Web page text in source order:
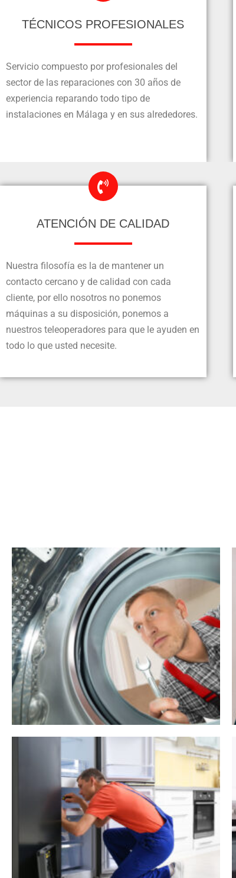
TÉCNICOS PROFESIONALES
Servicio compuesto por profesionales del
sector de las reparaciones con 30 años de
experiencia reparando todo tipo de
instalaciones en Málaga y en sus alrededores.
ATENCIÓN DE CALIDAD
Nuestra filosofía es la de mantener un
contacto cercano y de calidad con cada
cliente, por ello nosotros no ponemos
máquinas a su disposición, ponemos a
nuestros teleoperadores para que le ayuden en
todo lo que usted necesite.